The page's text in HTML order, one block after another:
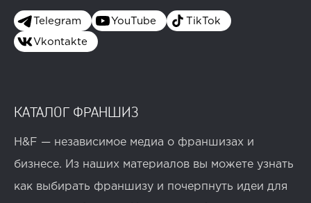
Telegram YouTube TikTok
Vkontakte
КАТАЛОГ ФРАНШИЗ
H&F — независимое медиа о франшизах и
бизнесе. Из наших материалов вы можете узнать
как выбирать франшизу и почерпнуть идеи для